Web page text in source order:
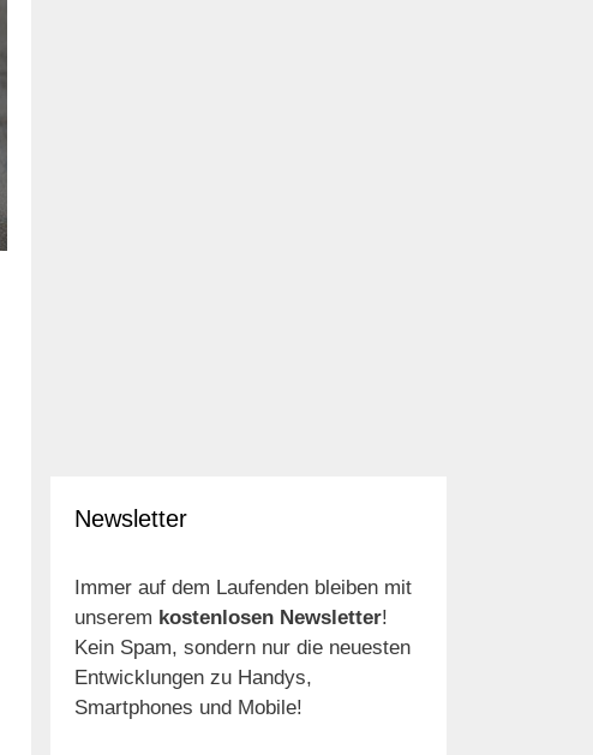
Newsletter
Immer auf dem Laufenden bleiben mit
unserem kostenlosen Newsletter!
Kein Spam, sondern nur die neuesten
Entwicklungen zu Handys,
Smartphones und Mobile!